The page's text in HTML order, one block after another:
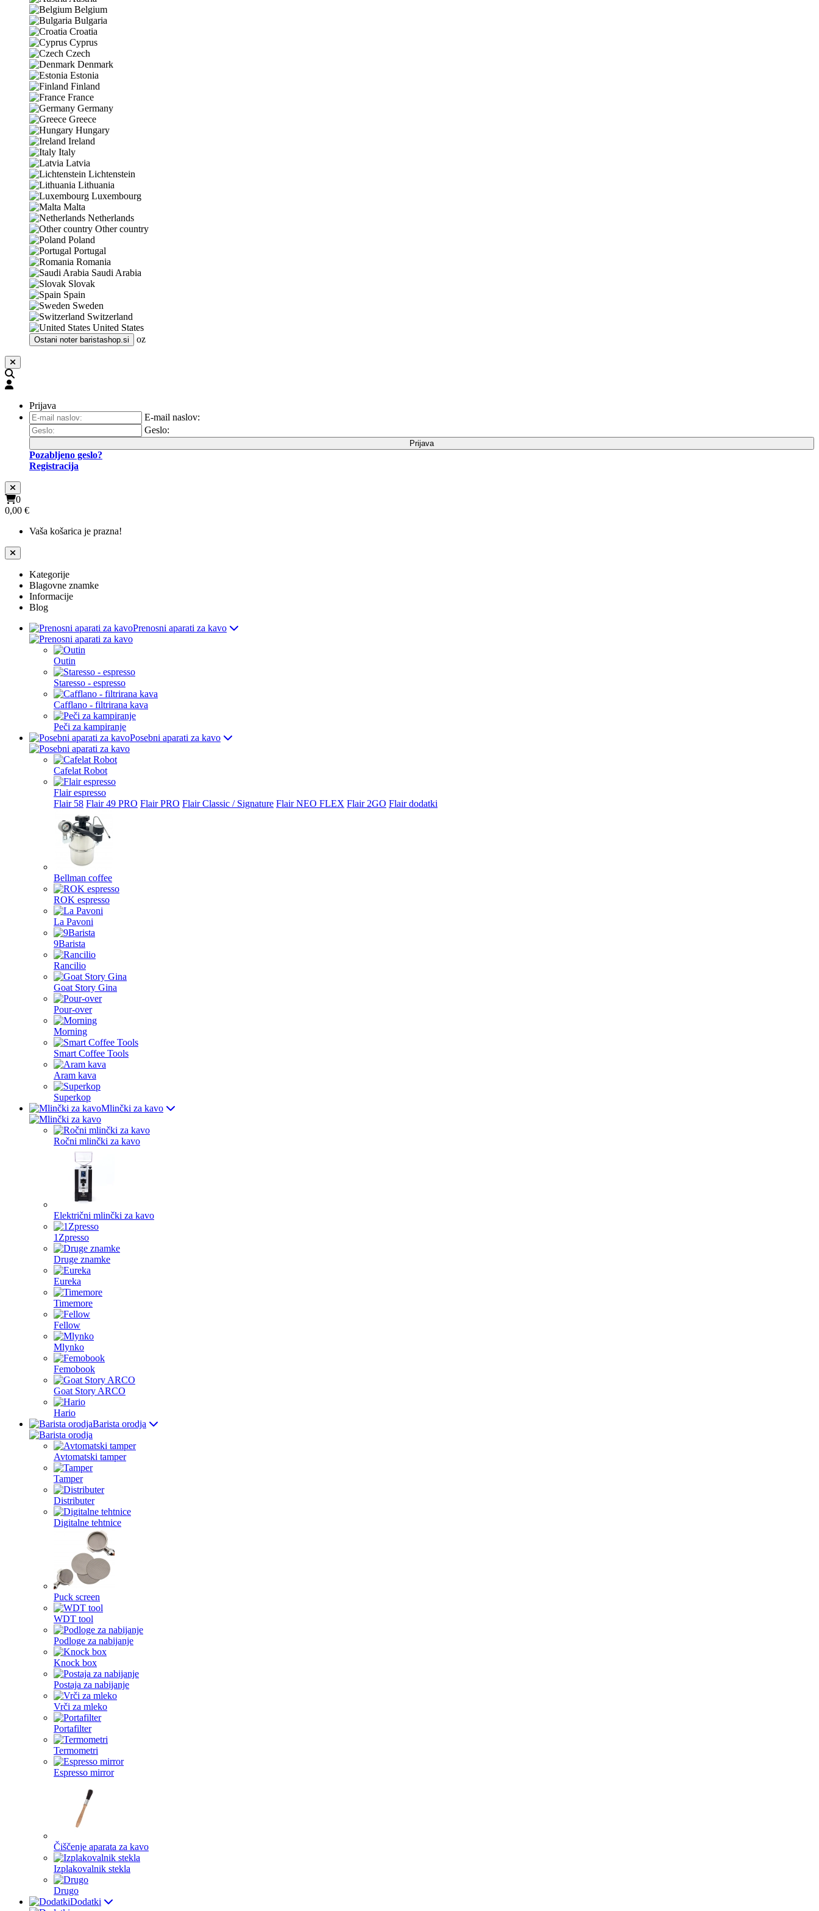
Belgium
Bulgaria
Croatia
Cyprus
Czech
Denmark
Estonia
Finland
France
Germany
Greece
Hungary
Ireland
Italy
Latvia
Lichtenstein
Lithuania
Luxembourg
Malta
Netherlands
Other country
Poland
Portugal
Romania
Saudi Arabia
Slovak
Spain
Sweden
Switzerland
United States
Ostani noter baristashop.si oz
Prijava
E-mail naslov:
Geslo:
Prijava
Pozabljeno geslo?
Registracija
0
0,00 €
Vaša košarica je prazna!
Kategorije
Blagovne znamke
Informacije
Blog
Prenosni aparati za kavo
Outin
Staresso - espresso
Cafflano - filtrirana kava
Peči za kampiranje
Posebni aparati za kavo
Cafelat Robot
Flair espresso
Flair 58 Flair 49 PRO Flair PRO Flair Classic / Signature Flair NEO FLEX Flair 2GO Flair dodatki
Bellman coffee
ROK espresso
La Pavoni
9Barista
Rancilio
Goat Story Gina
Pour-over
Morning
Smart Coffee Tools
Aram kava
Superkop
Mlinčki za kavo
Ročni mlinčki za kavo
Električni mlinčki za kavo
1Zpresso
Druge znamke
Eureka
Timemore
Fellow
Mlynko
Femobook
Goat Story ARCO
Hario
Barista orodja
Avtomatski tamper
Tamper
Distributer
Digitalne tehtnice
Puck screen
WDT tool
Podloge za nabijanje
Knock box
Postaja za nabijanje
Vrči za mleko
Portafilter
Termometri
Espresso mirror
Čiščenje aparata za kavo
Izplakovalnik stekla
Drugo
Dodatki